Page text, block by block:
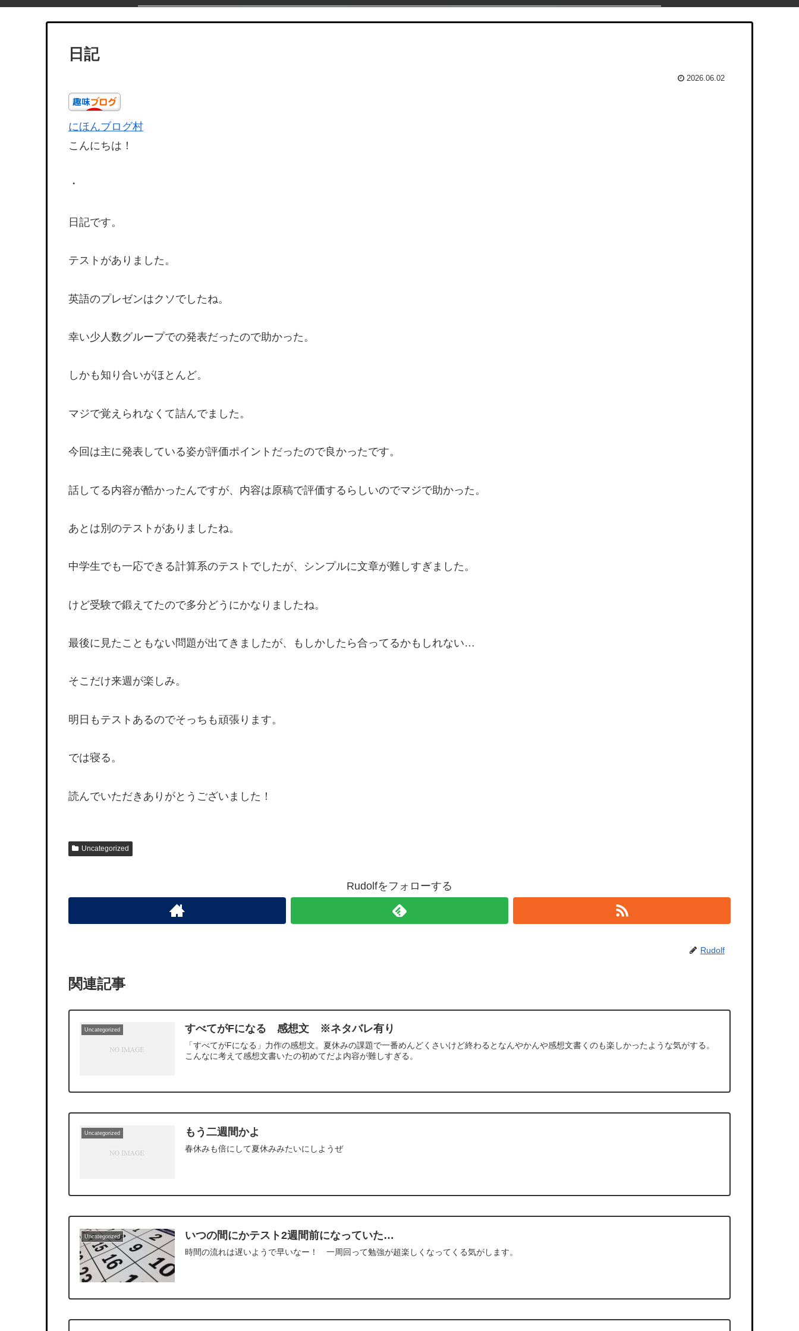
日記
2026.06.02
にほんブログ村
こんにちは！
・
日記です。
テストがありました。
英語のプレゼンはクソでしたね。
幸い少人数グループでの発表だったので助かった。
しかも知り合いがほとんど。
マジで覚えられなくて詰んでました。
今回は主に発表している姿が評価ポイントだったので良かったです。
話してる内容が酷かったんですが、内容は原稿で評価するらしいのでマジで助かった。
あとは別のテストがありましたね。
中学生でも一応できる計算系のテストでしたが、シンプルに文章が難しすぎました。
けど受験で鍛えてたので多分どうにかなりましたね。
最後に見たこともない問題が出てきましたが、もしかしたら合ってるかもしれない…
そこだけ来週が楽しみ。
明日もテストあるのでそっちも頑張ります。
では寝る。
読んでいただきありがとうございました！
Uncategorized
Rudolfをフォローする
Rudolf
関連記事
Uncategorized すべてがFになる 感想文 ※ネタバレ有り
「すべてがFになる」力作の感想文。夏休みの課題で一番めんどくさいけど終わるとなんやかんや感想文書くのも楽しかったような気がする。
こんなに考えて感想文書いたの初めてだよ内容が難しすぎる。
Uncategorized もう二週間かよ
春休みも倍にして夏休みみたいにしようぜ
Uncategorized いつの間にかテスト2週間前になっていた…
時間の流れは遅いようで早いなー！ 一周回って勉強が超楽しくなってくる気がします。